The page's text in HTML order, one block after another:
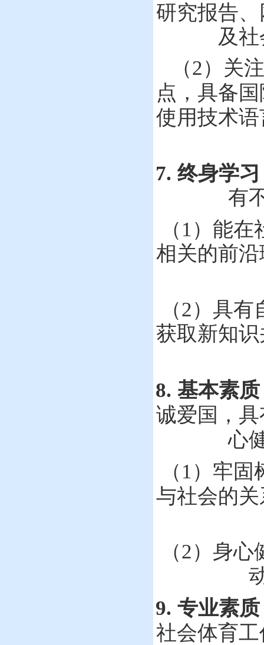
研究报告
及
（2）关
点，具备
使用技术
7. 终身学
有
（ 1） 能在
相关的前
（2） 具有
获取新知
8. 基本素
诚爱国，
心
（ 1）牢固
与社会的
（2）身心
9. 专业素
社会体育工